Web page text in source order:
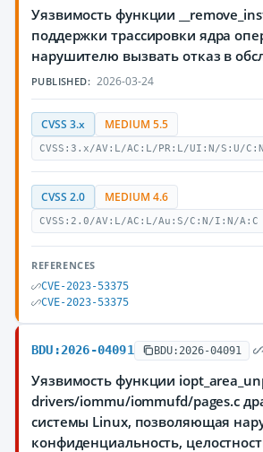
Уязвимость функции
поддержки трассировки ядра
нарушителю вызвать отказ в
PUBLISHED: 2026-03-24
CVSS 3.x MEDIUM 5.5
CVSS:3.x/AV:L/AC:L/PR:L/UI:N/S:U/
CVSS 2.0 MEDIUM 4.6
CVSS:2.0/AV:L/AC:L/Au:S/C:N/I:N/A:C
REFERENCES
CVE-2023-53375
CVE-2023-53375
BDU:2026-04091 BDU:2026-04091
Уязвимость функции
drivers/iommu/iommufd/pages.c
системы Linux, позволяющая
конфиденциальность,